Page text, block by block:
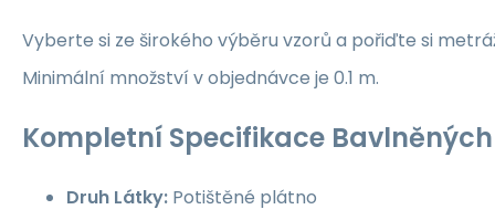
Vyberte si ze širokého výběru vzorů a pořiďte si
Minimální množství v objednávce je 0.1 m.
Kompletní Specifikace
Druh Látky: Potištěné plátno